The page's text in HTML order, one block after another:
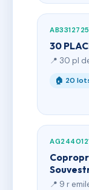
AB3312725
30
📍 30 pl
🏠 20
📍 9 r